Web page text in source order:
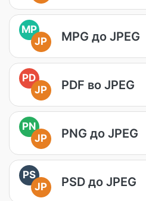
MP
JP
MPG до JPEG
PD
JP
PDF во JPEG
PN
JP
PNG до JPEG
PS
JP
PSD до JPEG